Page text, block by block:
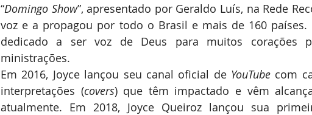
“Domingo Show”, apresentado por Geraldo Luís, na Rede
voz e a propagou por todo o Brasil e mais de 160 países.
dedicado a ser voz de Deus para muitos corações
ministrações.
Em 2016, Joyce lançou seu canal oficial de YouTube com
interpretações (covers) que têm impactado e vêm
atualmente. Em 2018, Joyce Queiroz lançou sua